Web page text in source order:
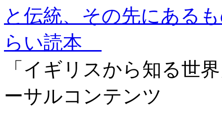
と伝統、その先にある
らい読本
「イギリスから知る世
ーサルコンテンツ